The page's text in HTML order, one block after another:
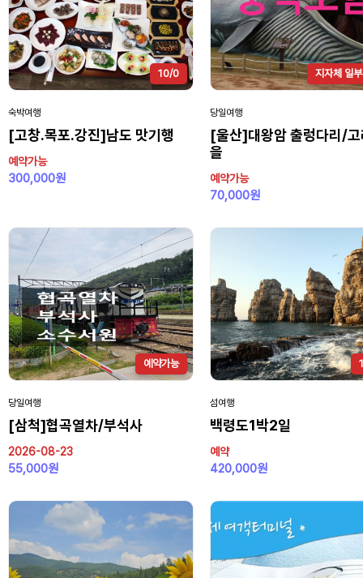
10/0
숙박여행
[고창.목포.강진]남도 맛기행
예약가능
300,000원
지자체 일
당일여행
[울산]대왕암 출렁다리/고
을
예약가능
70,000원
예약가능
당일여행
[삼척]협곡열차/부석사
2026-08-23
55,000원
섬여행
백령도1박2일
예약
420,000원